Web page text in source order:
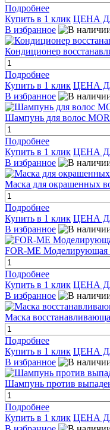
Подробнее
Купить в 1 клик ЦЕНА
В избранное
Кондиционер
Подробнее
Купить в 1 клик ЦЕНА
В избранное
Шампунь для волос
Подробнее
Купить в 1 клик ЦЕНА
В избранное
Маска для окрашенных
Подробнее
Купить в 1 клик ЦЕНА
В избранное
FOR-ME Моделирующая
Подробнее
Купить в 1 клик ЦЕНА
В избранное
Маска
Подробнее
Купить в 1 клик ЦЕНА
В избранное
Шампунь против
Подробнее
Купить в 1 клик ЦЕНА